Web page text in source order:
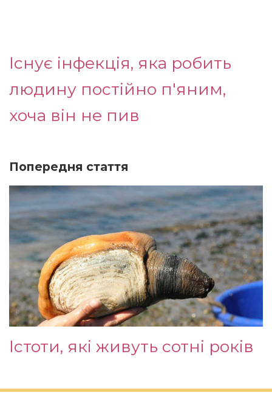
Існує інфекція, яка робить
людину постійно п'яним,
хоча він не пив
Попередня стаття
Істоти, які живуть сотні років